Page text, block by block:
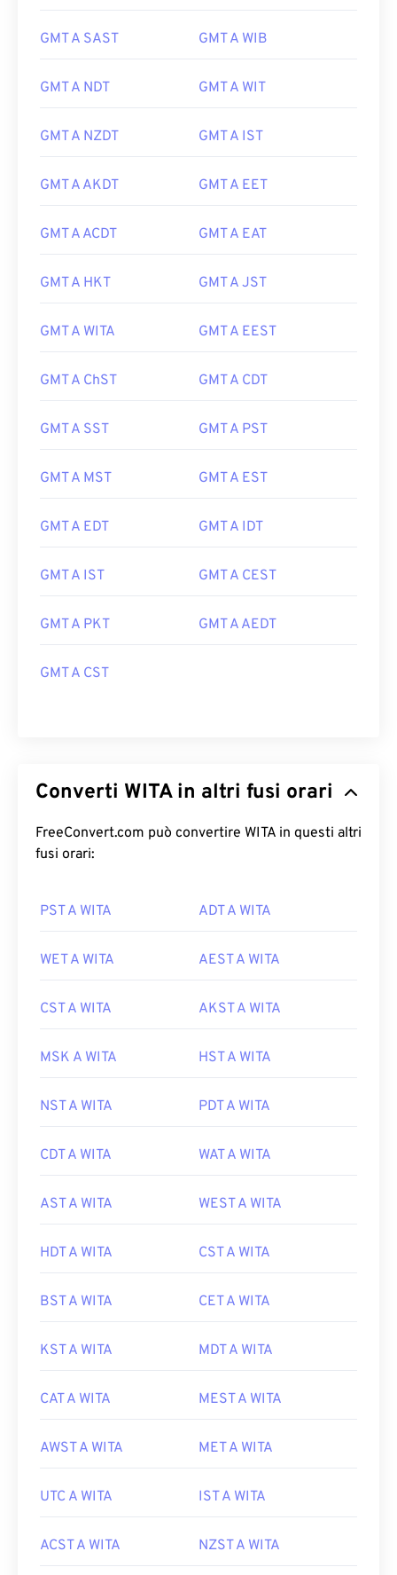
GMT A SAST GMT A WIB
GMT A NDT GMT A WIT
GMT A NZDT GMT A IST
GMT A AKDT GMT A EET
GMT A ACDT GMT A EAT
GMT A HKT GMT A JST
GMT A WITA GMT A EEST
GMT A ChST GMT A CDT
GMT A SST GMT A PST
GMT A MST GMT A EST
GMT A EDT GMT A IDT
GMT A IST GMT A CEST
GMT A PKT GMT A AEDT
GMT A CST
Converti WITA in altri fusi orari
FreeConvert.com può convertire WITA in questi altri
fusi orari:
PST A WITA ADT A WITA
WET A WITA AEST A WITA
CST A WITA AKST A WITA
MSK A WITA HST A WITA
NST A WITA PDT A WITA
CDT A WITA WAT A WITA
AST A WITA WEST A WITA
HDT A WITA CST A WITA
BST A WITA CET A WITA
KST A WITA MDT A WITA
CAT A WITA MEST A WITA
AWST A WITA MET A WITA
UTC A WITA IST A WITA
ACST A WITA NZST A WITA